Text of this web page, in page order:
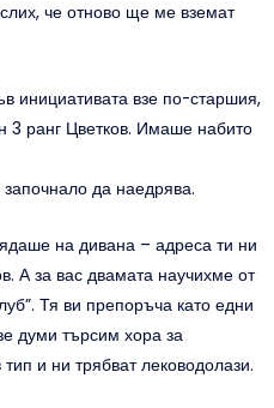
че отново ще ме вземат
инициативата взе по-старшия,
3 ранг Цветков. Имаше набито
да наедрява.
на дивана – адреса ти ни
А за вас двамата научихме от
Тя ви препоръча като едни
думи търсим хора за
и ни трябват леководолази.